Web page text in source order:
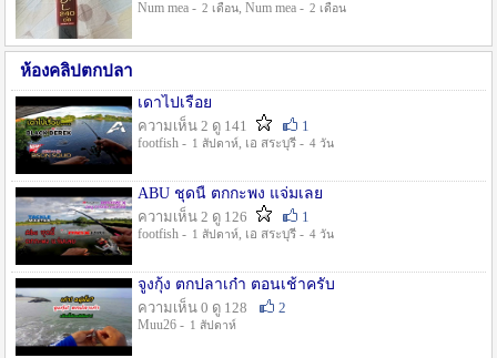
Num mea - 2 เดือน, Num mea - 2 เดือน
ห้องคลิปตกปลา
เดาไปเรื่อย
ความเห็น 2 ดู 141
1
footfish - 1 สัปดาห์, เอ สระบุรี - 4 วัน
ABU ชุดนี้ ตกกะพง แจ่มเลย
ความเห็น 2 ดู 126
1
footfish - 1 สัปดาห์, เอ สระบุรี - 4 วัน
จูงกุ้ง ตกปลาเก๋า ตอนเช้าครับ
ความเห็น 0 ดู 128
2
Muu26 - 1 สัปดาห์